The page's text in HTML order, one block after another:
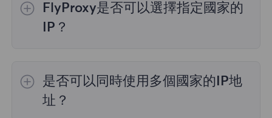
FlyProxy是否可以選擇指定國家的
IP？
的代理選擇； 靜態住宅代理提供36個國家的代
理，購買時您可以選擇所需的國家。
是否可以同時使用多個國家的IP地
址？